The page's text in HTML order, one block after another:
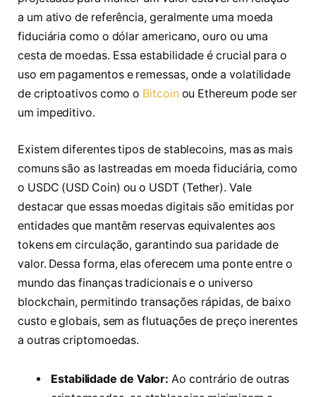
a um ativo de referência, geralmente uma moeda
fiduciária como o dólar americano, ouro ou uma
cesta de moedas. Essa estabilidade é crucial para o
uso em pagamentos e remessas, onde a volatilidade
de criptoativos como o Bitcoin ou Ethereum pode ser
um impeditivo.
Existem diferentes tipos de stablecoins, mas as mais
comuns são as lastreadas em moeda fiduciária, como
o USDC (USD Coin) ou o USDT (Tether). Vale
destacar que essas moedas digitais são emitidas por
entidades que mantêm reservas equivalentes aos
tokens em circulação, garantindo sua paridade de
valor. Dessa forma, elas oferecem uma ponte entre o
mundo das finanças tradicionais e o universo
blockchain, permitindo transações rápidas, de baixo
custo e globais, sem as flutuações de preço inerentes
a outras criptomoedas.
Estabilidade de Valor: Ao contrário de outras